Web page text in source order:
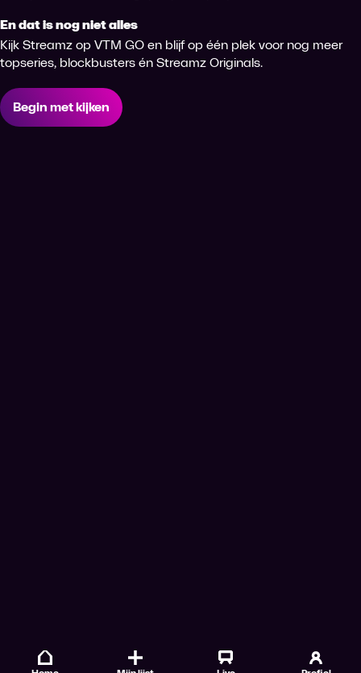
En dat is nog niet alles
Kijk Streamz op VTM GO en blijf op één plek voor nog meer
topseries, blockbusters én Streamz Originals.
Begin met kijken